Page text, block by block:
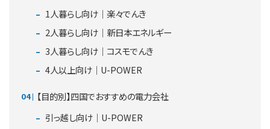
1人暮らし向け｜楽々でんき
2人暮らし向け｜新日本エネルギー
3人暮らし向け｜コスモでんき
4人以上向け｜U-POWER
【目的別】四国でおすすめの電力会社
引っ越し向け｜U-POWER